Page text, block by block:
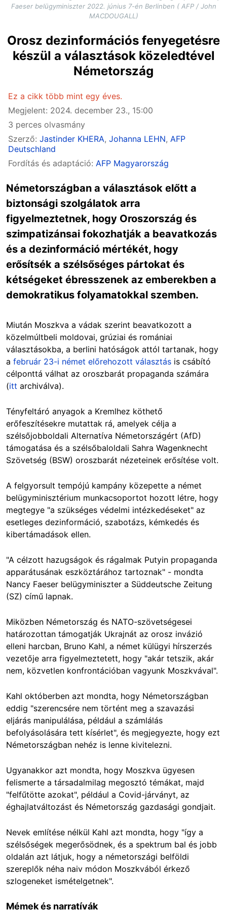
Faeser belügyminiszter 2022. június 7-én Berlinben ( AFP / John
MACDOUGALL)
Orosz dezinformációs fenyegetésre
készül a választások közeledtével
Németország
Ez a cikk több mint egy éves.
Megjelent: 2024. december 23., 15:00
3 perces olvasmány
Szerző: Jastinder KHERA, Johanna LEHN, AFP
Deutschland
Fordítás és adaptáció: AFP Magyarország
Németországban a választások előtt a
biztonsági szolgálatok arra
figyelmeztetnek, hogy Oroszország és
szimpatizánsai fokozhatják a beavatkozás
és a dezinformáció mértékét, hogy
erősítsék a szélsőséges pártokat és
kétségeket ébresszenek az emberekben a
demokratikus folyamatokkal szemben.
Miután Moszkva a vádak szerint beavatkozott a
közelmúltbeli moldovai, grúziai és romániai
választásokba, a berlini hatóságok attól tartanak, hogy
a február 23-i német előrehozott választás is csábító
célponttá válhat az oroszbarát propaganda számára
(itt archiválva).
Tényfeltáró anyagok a Kremlhez köthető
erőfeszítésekre mutattak rá, amelyek célja a
szélsőjobboldali Alternatíva Németországért (AfD)
támogatása és a szélsőbaloldali Sahra Wagenknecht
Szövetség (BSW) oroszbarát nézeteinek erősítése volt.
A felgyorsult tempójú kampány közepette a német
belügyminisztérium munkacsoportot hozott létre, hogy
megtegye "a szükséges védelmi intézkedéseket" az
esetleges dezinformáció, szabotázs, kémkedés és
kibertámadások ellen.
"A célzott hazugságok és rágalmak Putyin propaganda
apparátusának eszköztárához tartoznak" - mondta
Nancy Faeser belügyminiszter a Süddeutsche Zeitung
(SZ) című lapnak.
Miközben Németország és NATO-szövetségesei
határozottan támogatják Ukrajnát az orosz invázió
elleni harcban, Bruno Kahl, a német külügyi hírszerzés
vezetője arra figyelmeztetett, hogy "akár tetszik, akár
nem, közvetlen konfrontációban vagyunk Moszkvával".
Kahl októberben azt mondta, hogy Németországban
eddig "szerencsére nem történt meg a szavazási
eljárás manipulálása, például a számlálás
befolyásolására tett kísérlet", és megjegyezte, hogy ezt
Németországban nehéz is lenne kivitelezni.
Ugyanakkor azt mondta, hogy Moszkva ügyesen
felismerte a társadalmilag megosztó témákat, majd
"felfűtötte azokat", például a Covid-járványt, az
éghajlatváltozást és Németország gazdasági gondjait.
Nevek említése nélkül Kahl azt mondta, hogy "így a
szélsőségek megerősödnek, és a spektrum bal és jobb
oldalán azt látjuk, hogy a németországi belföldi
szereplők néha naiv módon Moszkvából érkező
szlogeneket ismételgetnek".
Mémek és narratívák